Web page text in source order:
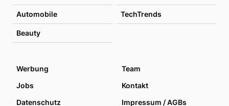
Automobile TechTrends
Beauty
Werbung
Team
Jobs
Kontakt
Datenschutz
Impressum / AGBs